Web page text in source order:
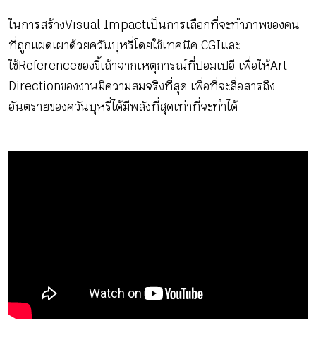
ในการสร้าง Visual Impact เป็นการเลือกที่จะทำภาพของคน
ที่ถูกแผดเผาด้วยควันบุหรี่โดยใช้เทคนิค CGI และ
ใช้ Reference ของขี้เถ้าจากเหตุการณ์ที่ปอมเปอี เพื่อให้ Art
Direction ของงานมีความสมจริงที่สุด เพื่อที่จะสื่อสารถึง
อันตรายของควันบุหรี่ได้มีพลังที่สุดเท่าที่จะทำได้